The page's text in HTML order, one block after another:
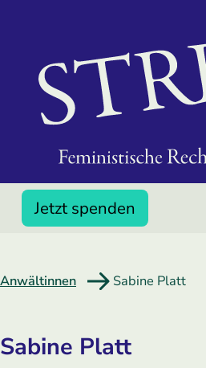
Jetzt spenden
Anwältinnen Sabine Platt
Sabine Platt